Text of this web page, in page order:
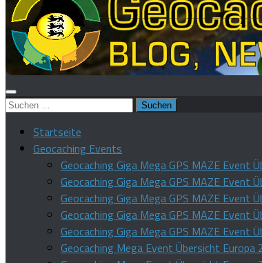
Suchen
Startseite
Geocaching Events
Geocaching Giga Mega GPS MAZE Event
Geocaching Giga Mega GPS MAZE Event
Geocaching Giga Mega GPS MAZE Event
Geocaching Giga Mega GPS MAZE Event
Geocaching Giga Mega GPS MAZE Event
Geocaching Mega Event Übersicht Europa